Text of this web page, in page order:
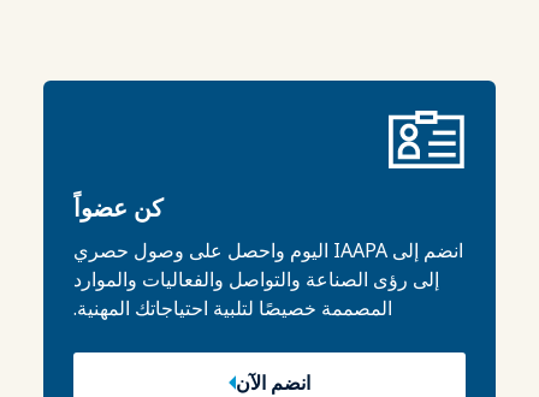
كن عضواً
انضم إلى IAAPA اليوم واحصل على وصول حصري
إلى رؤى الصناعة والتواصل والفعاليات والموارد
المصممة خصيصًا لتلبية احتياجاتك المهنية.
انضم الآن